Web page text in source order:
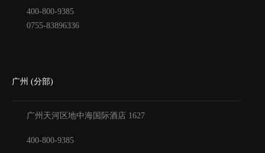
400-800-9385
0755-83896336
广州 (分部)
广州天河区地中海国际酒店 1627
400-800-9385